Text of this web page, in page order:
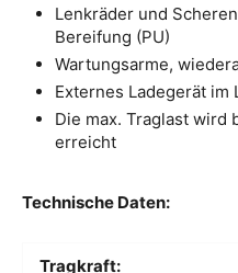
Lenkräder und
Bereifung (PU)
Wartungsarme,
Externes Ladegerät
Die max. Traglast wird
erreicht
Technische Daten:
Tragkraft: